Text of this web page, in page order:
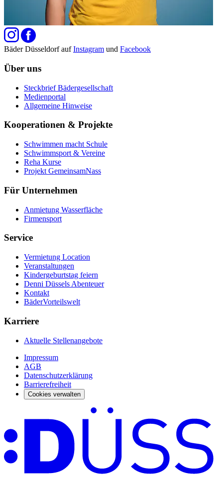
Bäder Düsseldorf aufInstagram und Facebook
Über uns
Steckbrief Bädergesellschaft
Medienportal
Allgemeine Hinweise
Kooperationen & Projekte
Schwimmen macht Schule
Schwimmsport & Vereine
Reha Kurse
Projekt GemeinsamNass
Für Unternehmen
Anmietung Wasserfläche
Firmensport
Service
Vermietung Location
Veranstaltungen
Kindergeburtstag feiern
Denni Düssels Abenteuer
Kontakt
BäderVorteilswelt
Karriere
Aktuelle Stellenangebote
Impressum
AGB
Datenschutzerklärung
Barrierefreiheit
Cookies verwalten